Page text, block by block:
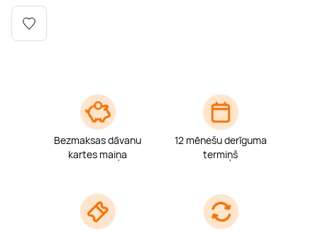
Piedzīvojumu parki
Ausu caurduršana
Procedūras vīriešiem
Bezmaksas dāvanu
kartes maiņa
12 mēnešu derīguma
termiņš